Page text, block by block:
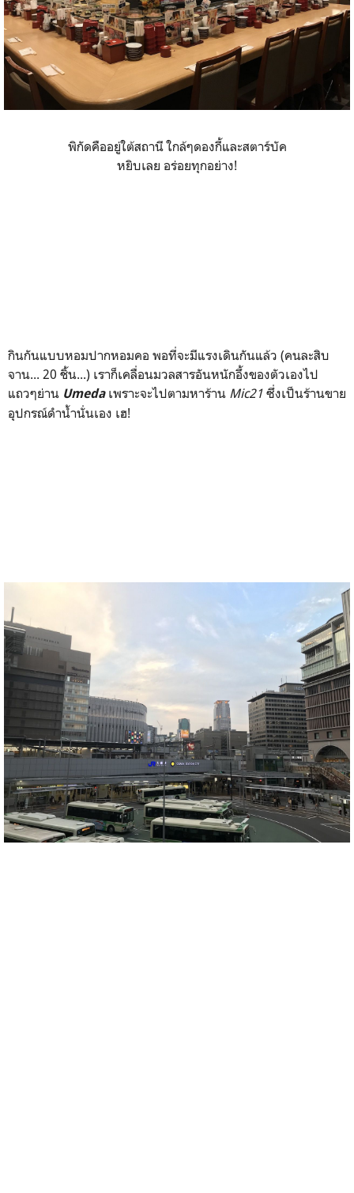
พิกัดคืออยู่ใต้สถานี ใกล้ๆดองกี้และสตาร์บัค
หยิบเลย อร่อยทุกอย่าง!
กินกันแบบหอมปากหอมคอ พอที่จะมีแรงเดินกันแล้ว (คนละสิบ
จาน... 20 ชิ้น...) เราก็เคลื่อนมวลสารอันหนักอึ้งของตัวเองไป
แถวๆย่าน Umedaเพราะจะไปตามหาร้าน Mic21 ซึ่งเป็นร้านขาย
อุปกรณ์ดำน้ำนั่นเอง เฮ!